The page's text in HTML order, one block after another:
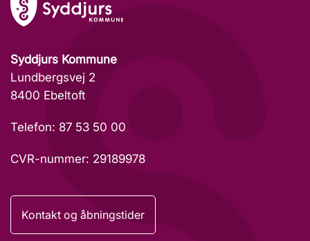
Syddjurs Kommune
Lundbergsvej 2
8400 Ebeltoft
Telefon: 87 53 50 00
CVR-nummer: 29189978
Kontakt og åbningstider